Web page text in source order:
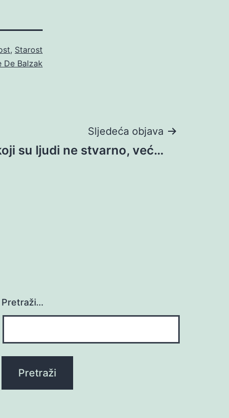
, Starost
De Balzak
Sljedeća objava
su ljudi ne stvarno, već…
Pretraži…